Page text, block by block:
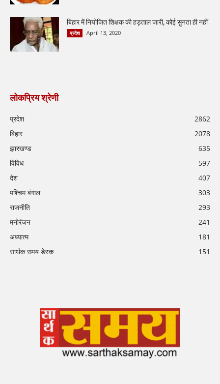
बिहार में नियोजित शिक्षक की हड़ताल जारी, कोई सुनता ही नहीं
प्रदेश April 13, 2020
लोकप्रिय श्रेणी
प्रदेश
2862
बिहार
2078
झारखण्ड
635
विविध
597
देश
407
पश्चिम बंगाल
303
राजनीति
293
मनोरंजन
241
अध्यात्म
181
सार्थक समय डेस्क
151